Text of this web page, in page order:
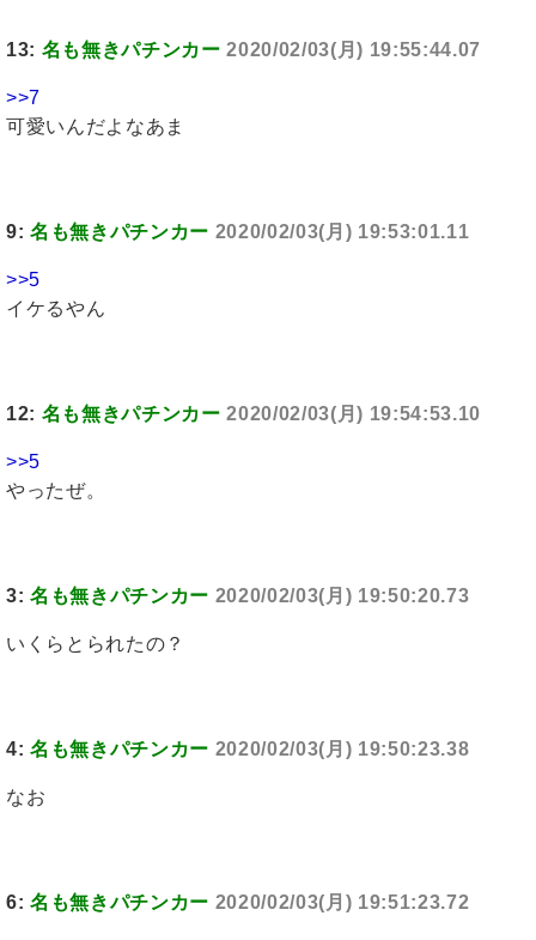
13: 名も無きパチンカー 2020/02/03(月) 19:55:44.07
>>7
可愛いんだよなあま
9: 名も無きパチンカー 2020/02/03(月) 19:53:01.11
>>5
イケるやん
12: 名も無きパチンカー 2020/02/03(月) 19:54:53.10
>>5
やったぜ。
3: 名も無きパチンカー 2020/02/03(月) 19:50:20.73
いくらとられたの？
4: 名も無きパチンカー 2020/02/03(月) 19:50:23.38
なお
6: 名も無きパチンカー 2020/02/03(月) 19:51:23.72